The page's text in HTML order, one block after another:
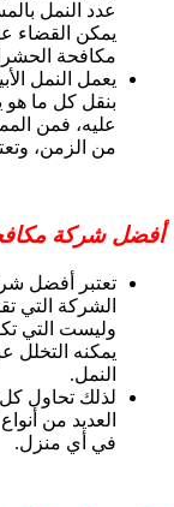
عدد النمل
يمكن القضاء
مكافحة
يعمل النمل
بنقل كل ما هو
من الزمن،
أفضل شركة
تعتبر أفضل
الشركة التي
وليست التي
يمكنه التخلل
النمل.
لذلك تحاول
العديد من
في أي منزل.